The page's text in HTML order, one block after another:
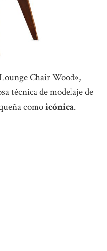
Chair Wood»,
técnica de modelaje de
comoicónica.